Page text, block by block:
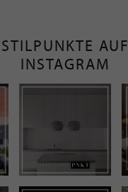
STILPUNKTE AUF
INSTAGRAM